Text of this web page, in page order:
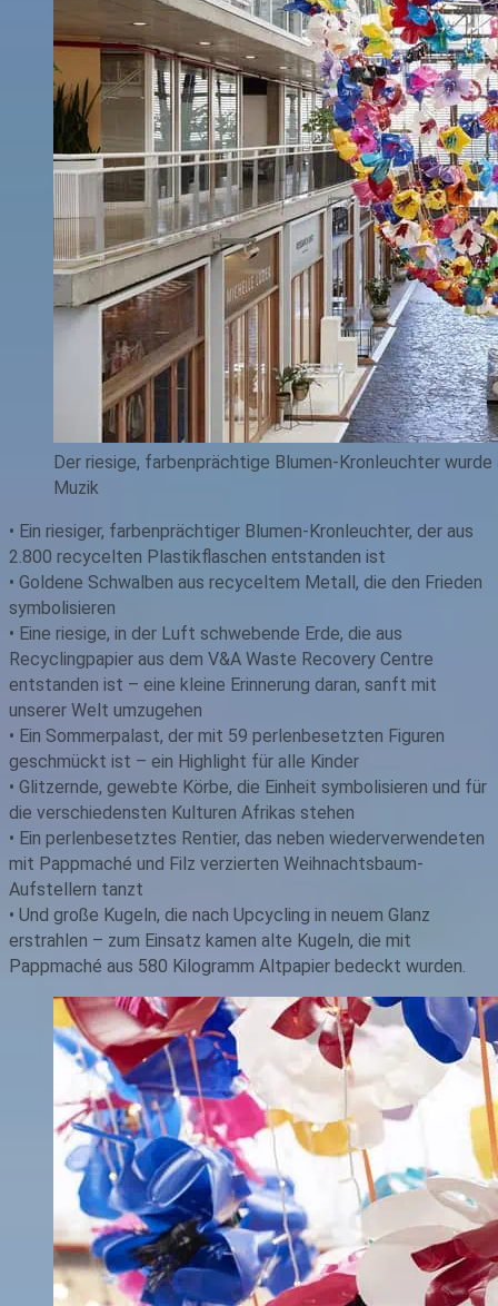
Der riesige, farbenprächtige Blumen-Kronleuchter
Muzik
• Ein riesiger, farbenprächtiger Blumen-Kronleuchter, der aus
2.800 recycelten Plastikflaschen entstanden ist
• Goldene Schwalben aus recyceltem Metall, die den Frieden
symbolisieren
• Eine riesige, in der Luft schwebende Erde, die aus
Recyclingpapier aus dem V&A Waste Recovery Centre
entstanden ist – eine kleine Erinnerung daran, sanft mit
unserer Welt umzugehen
• Ein Sommerpalast, der mit 59 perlenbesetzten Figuren
geschmückt ist – ein Highlight für alle Kinder
• Glitzernde, gewebte Körbe, die Einheit symbolisieren und für
die verschiedensten Kulturen Afrikas stehen
• Ein perlenbesetztes Rentier, das neben wiederverwendeten
mit Pappmaché und Filz verzierten Weihnachtsbaum-
Aufstellern tanzt
• Und große Kugeln, die nach Upcycling in neuem Glanz
erstrahlen – zum Einsatz kamen alte Kugeln, die mit
Pappmaché aus 580 Kilogramm Altpapier bedeckt wurden.